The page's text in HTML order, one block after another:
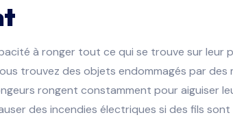
à ronger tout ce qui se trouve sur leur
trouvez des objets endommagés par des
rongent constamment pour aiguiser
des incendies électriques si des fils